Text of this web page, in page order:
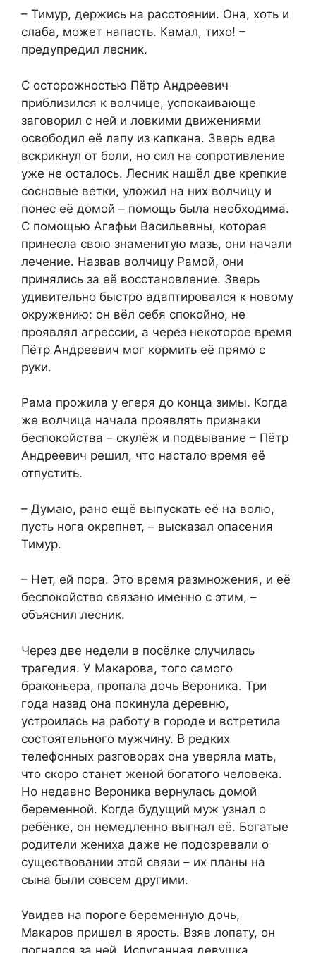
– Тимур, держись на расстоянии. Она, хоть и
слаба, может напасть. Камал, тихо! –
предупредил лесник.
С осторожностью Пётр Андреевич
приблизился к волчице, успокаивающе
заговорил с ней и ловкими движениями
освободил её лапу из капкана. Зверь едва
вскрикнул от боли, но сил на сопротивление
уже не осталось. Лесник нашёл две крепкие
сосновые ветки, уложил на них волчицу и
понес её домой – помощь была необходима.
С помощью Агафьи Васильевны, которая
принесла свою знаменитую мазь, они начали
лечение. Назвав волчицу Рамой, они
принялись за её восстановление. Зверь
удивительно быстро адаптировался к новому
окружению: он вёл себя спокойно, не
проявлял агрессии, а через некоторое время
Пётр Андреевич мог кормить её прямо с
руки.
Рама прожила у егеря до конца зимы. Когда
же волчица начала проявлять признаки
беспокойства – скулёж и подвывание – Пётр
Андреевич решил, что настало время её
отпустить.
– Думаю, рано ещё выпускать её на волю,
пусть нога окрепнет, – высказал опасения
Тимур.
– Нет, ей пора. Это время размножения, и её
беспокойство связано именно с этим, –
объяснил лесник.
Через две недели в посёлке случилась
трагедия. У Макарова, того самого
браконьера, пропала дочь Вероника. Три
года назад она покинула деревню,
устроилась на работу в городе и встретила
состоятельного мужчину. В редких
телефонных разговорах она уверяла мать,
что скоро станет женой богатого человека.
Но недавно Вероника вернулась домой
беременной. Когда будущий муж узнал о
ребёнке, он немедленно выгнал её. Богатые
родители жениха даже не подозревали о
существовании этой связи – их планы на
сына были совсем другими.
Увидев на пороге беременную дочь,
Макаров пришел в ярость. Взяв лопату, он